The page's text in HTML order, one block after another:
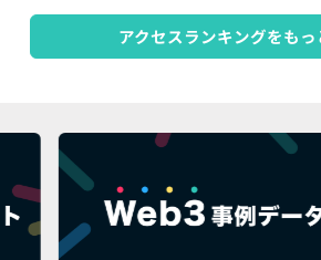
アクセスランキングをもっ